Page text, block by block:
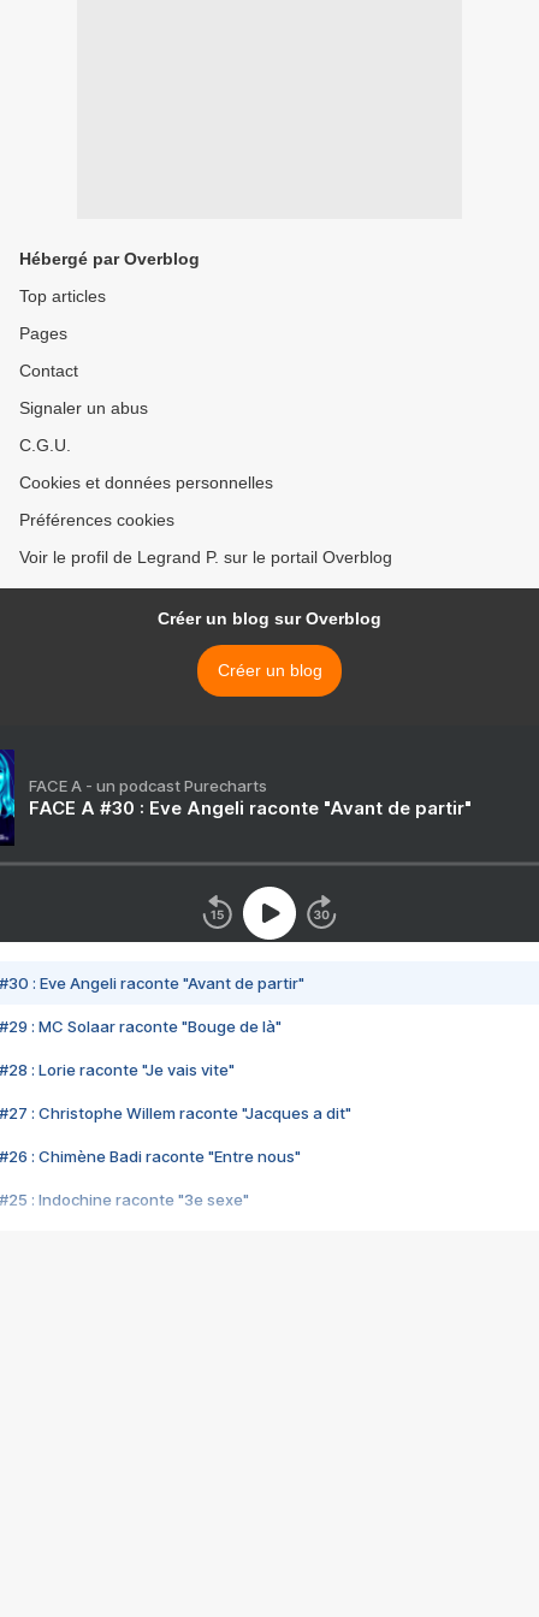
Hébergé par Overblog
Top articles
Pages
Contact
Signaler un abus
C.G.U.
Cookies et données personnelles
Préférences cookies
Voir le profil de Legrand P. sur le portail Overblog
Créer un blog sur Overblog
Créer un blog
FACE A - un podcast Purecharts
FACE A #30 : Eve Angeli raconte "Avant de partir"
#30 : Eve Angeli raconte "Avant de partir"
#29 : MC Solaar raconte "Bouge de là"
#28 : Lorie raconte "Je vais vite"
#27 : Christophe Willem raconte "Jacques a dit"
#26 : Chimène Badi raconte "Entre nous"
#25 : Indochine raconte "3e sexe"